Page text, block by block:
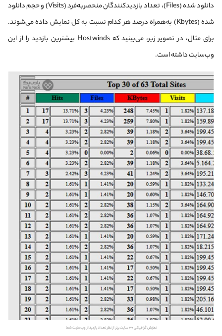
دانلود شده (Files)، تعداد بازدیدکنندگان منحصربه‌فرد (Visits) و حجم دانلود
شده (Kbytes) به‌همراه درصد هر کدام نسبت به کل نمایش داده می‌شوند.
برای مثال، در تصویر زیر، می‌بینید که Hostwinds بیشترین بازدید را از این
وب‌سایت داشته است.
نمایش گرافیکی ۳۰ سایت برتر از نظر تعداد بازدید از وب‌سایت شما